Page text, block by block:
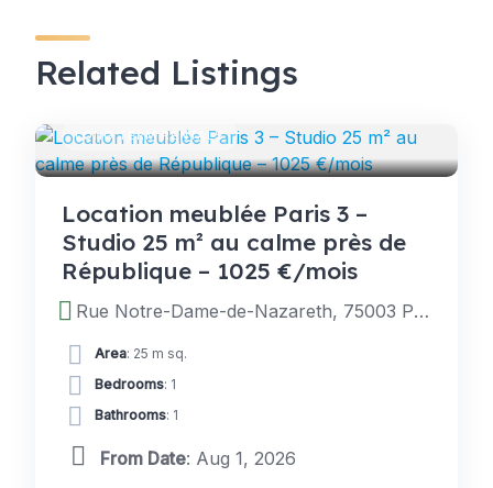
Related Listings
LONG TERM RENTALS
Location meublée Paris 3 –
Studio 25 m² au calme près de
République – 1025 €/mois
Rue Notre-Dame-de-Nazareth, 75003 Paris, France
Area: 25 m sq.
Bedrooms: 1
Bathrooms: 1
From Date: Aug 1, 2026